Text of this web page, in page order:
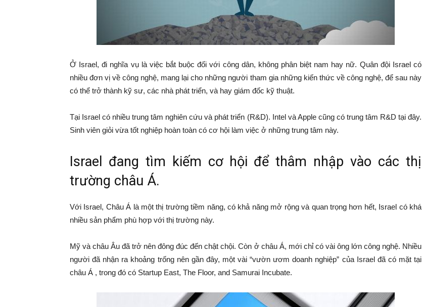
Ở Israel, đi nghĩa vụ là việc bắt buộc đối với công dân, không phân biệt nam hay nữ. Quân đội Israel có
nhiều đơn vị về công nghệ, mang lại cho những người tham gia những kiến thức về công nghệ, để sau này
có thể trở thành kỹ sư, các nhà phát triển, và hay giám đốc kỹ thuật.
Tại Israel có nhiều trung tâm nghiên cứu và phát triển (R&D). Intel và Apple cũng có trung tâm R&D tại đây.
Sinh viên giỏi vừa tốt nghiệp hoàn toàn có cơ hội làm việc ở những trung tâm này.
Israel đang tìm kiếm cơ hội để thâm nhập vào các thị
trường châu Á.
Với Israel, Châu Á là một thị trường tiềm năng, có khả năng mở rộng và quan trọng hơn hết, Israel có khá
nhiều sản phẩm phù hợp với thị trường này.
Mỹ và châu Âu đã trở nên đông đúc đến chật chội. Còn ở châu Á, mới chỉ có vài ông lớn công nghệ. Nhiều
người đã nhận ra khoảng trống nên gần đây, một vài “vườn ươm doanh nghiệp” của Israel đã có mặt tại
châu Á , trong đó có Startup East, The Floor, and Samurai Incubate.